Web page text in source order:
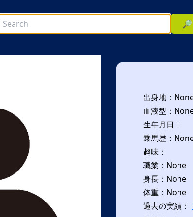
🔎
出身地：
血液型：
生年月日：
乗馬歴：
趣味：
職業：None
身長：None
体重：None
過去の実績：